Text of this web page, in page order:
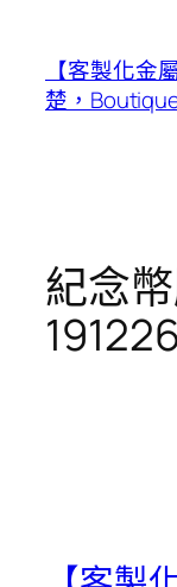
【客製化金
楚，
紀念